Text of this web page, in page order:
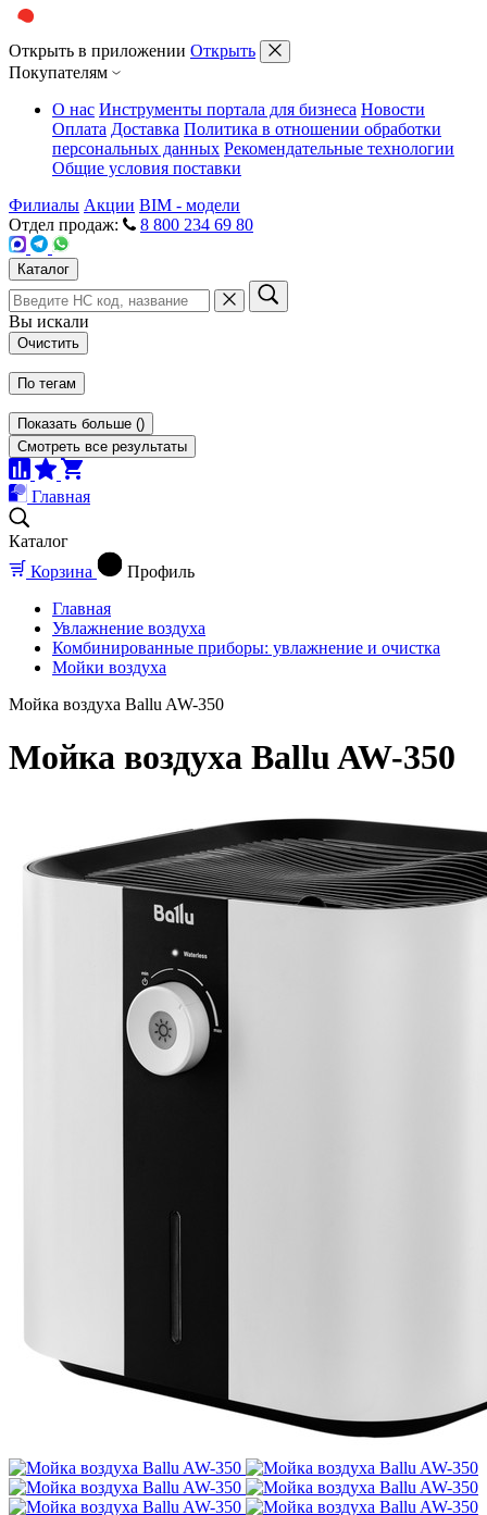
Открыть в приложении Открыть
Покупателям
О нас Инструменты портала для бизнеса Новости
Оплата Доставка Политика в отношении обработки
персональных данных Рекомендательные технологии
Общие условия поставки
Филиалы Акции BIM - модели
Отдел продаж:
8 800 234 69 80
Каталог
Вы искали
Очистить
По тегам
Показать больше ()
Смотреть все результаты
Главная
Каталог
Корзина
Профиль
Главная
Увлажнение воздуха
Комбинированные приборы: увлажнение и очистка
Мойки воздуха
Мойка воздуха Ballu AW-350
Мойка воздуха Ballu AW-350